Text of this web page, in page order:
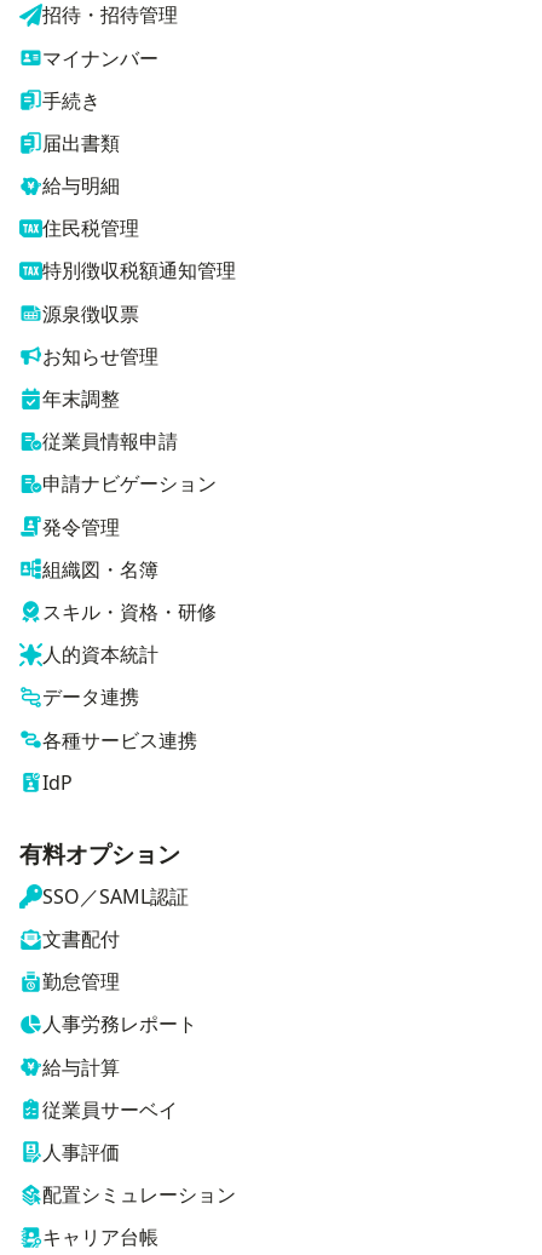
招待・招待管理
マイナンバー
手続き
届出書類
給与明細
住民税管理
特別徴収税額通知管理
源泉徴収票
お知らせ管理
年末調整
従業員情報申請
申請ナビゲーション
発令管理
組織図・名簿
スキル・資格・研修
人的資本統計
データ連携
各種サービス連携
IdP
有料オプション
SSO／SAML認証
文書配付
勤怠管理
人事労務レポート
給与計算
従業員サーベイ
人事評価
配置シミュレーション
キャリア台帳